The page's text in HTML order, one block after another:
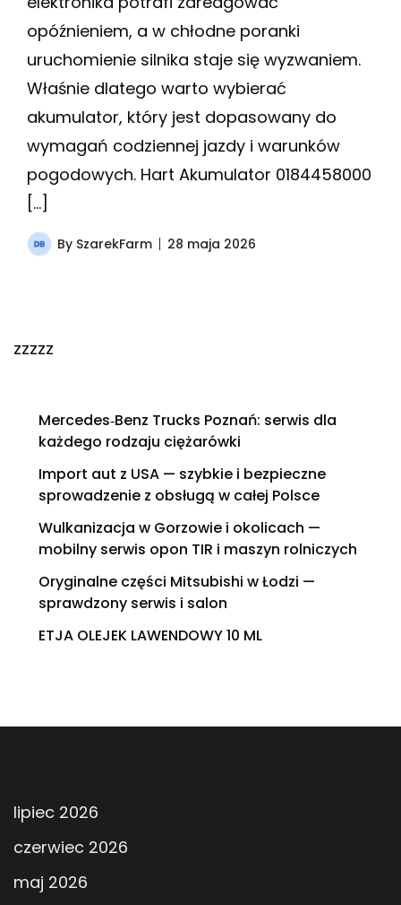
opóźnieniem, a w chłodne poranki
uruchomienie silnika staje się wyzwaniem.
Właśnie dlatego warto wybierać
akumulator, który jest dopasowany do
wymagań codziennej jazdy i warunków
pogodowych. Hart Akumulator 0184458000
[…]
By SzarekFarm 28 maja 2026
zzzzz
Mercedes‑Benz Trucks Poznań: serwis dla
każdego rodzaju ciężarówki
Import aut z USA — szybkie i bezpieczne
sprowadzenie z obsługą w całej Polsce
Wulkanizacja w Gorzowie i okolicach —
mobilny serwis opon TIR i maszyn rolniczych
Oryginalne części Mitsubishi w Łodzi —
sprawdzony serwis i salon
ETJA OLEJEK LAWENDOWY 10 ML
lipiec 2026
czerwiec 2026
maj 2026